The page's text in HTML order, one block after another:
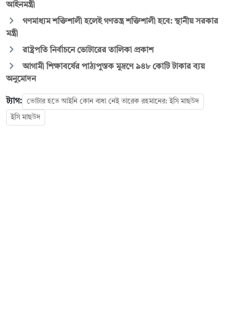
আইনমন্ত্রী
গণমাধ্যম শক্তিশালী হলেই গণতন্ত্র শক্তিশালী হবে: স্থানীয় সরকার
মন্ত্রী
রাষ্ট্রপতি নির্বাচনে ভোটারের তালিকা প্রকাশ
আগামী শিক্ষাবর্ষের পাঠ্যপুস্তক মুদ্রণে ৯৪৮ কোটি টাকার ব্যয়
অনুমোদন
ট্যাগ: ভোটার হতে আইনি কোন বাধা নেই তারেক রহমানের: ইসি মাছউদ
ইসি মাছউদ